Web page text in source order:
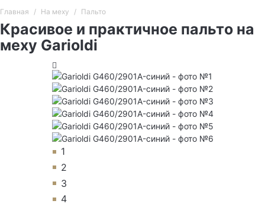
Главная На меху Пальто
Красивое и практичное пальто на
меху Garioldi
1
2
3
4